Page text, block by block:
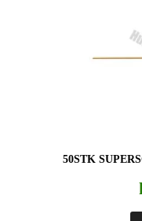
50STK